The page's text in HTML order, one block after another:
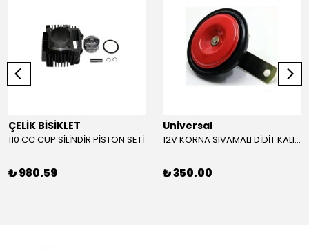
ÇELİK BİSİKLET
110 CC CUP SİLİNDİR PİSTON SETİ
₺ 980.59
Universal
12V KORNA SIVAMALI DİDİT KALIN SESLİ (KIRMIZI)
₺ 350.00